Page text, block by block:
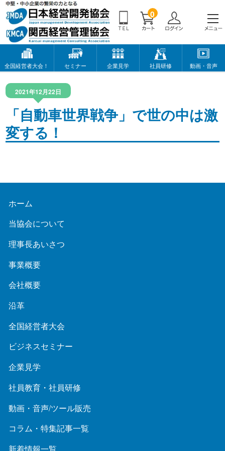
0
全国経営者大会！ セミナー 企業見学 社員研修 動画・音声
2021年12月22日
「自動車世界戦争」で世の中は激
変する！
ホーム
当協会について
理事長あいさつ
事業概要
会社概要
沿革
全国経営者大会
ビジネスセミナー
企業見学
社員教育・社員研修
動画・音声/ツール販売
コラム・特集記事一覧
新着情報一覧